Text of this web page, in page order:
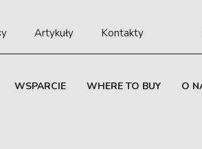
Artykuły Kontakty
WSPARCIE WHERE TO BUY O